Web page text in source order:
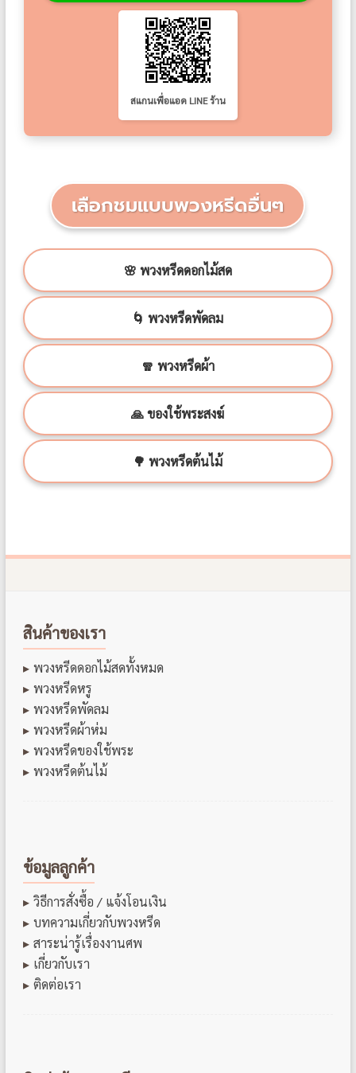
สแกนเพื่อแอด LINE ร้าน
เลือกชมแบบพวงหรีดอื่นๆ
🌸 พวงหรีดดอกไม้สด
🌀 พวงหรีดพัดลม
🧣 พวงหรีดผ้า
🙏 ของใช้พระสงฆ์
🌳 พวงหรีดต้นไม้
สินค้าของเรา
พวงหรีดดอกไม้สดทั้งหมด
พวงหรีดหรู
พวงหรีดพัดลม
พวงหรีดผ้าห่ม
พวงหรีดของใช้พระ
พวงหรีดต้นไม้
ข้อมูลลูกค้า
วิธีการสั่งซื้อ / แจ้งโอนเงิน
บทความเกี่ยวกับพวงหรีด
สาระน่ารู้เรื่องงานศพ
เกี่ยวกับเรา
ติดต่อเรา